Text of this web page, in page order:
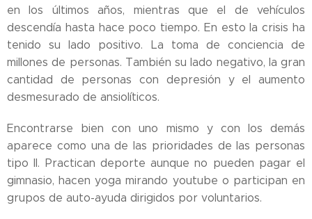
en los últimos años, mientras que el de vehículos
descendía hasta hace poco tiempo. En esto la crisis ha
tenido su lado positivo. La toma de conciencia de
millones de personas. También su lado negativo, la gran
cantidad de personas con depresión y el aumento
desmesurado de ansiolíticos.
Encontrarse bien con uno mismo y con los demás
aparece como una de las prioridades de las personas
tipo II. Practican deporte aunque no pueden pagar el
gimnasio, hacen yoga mirando youtube o participan en
grupos de auto-ayuda dirigidos por voluntarios.